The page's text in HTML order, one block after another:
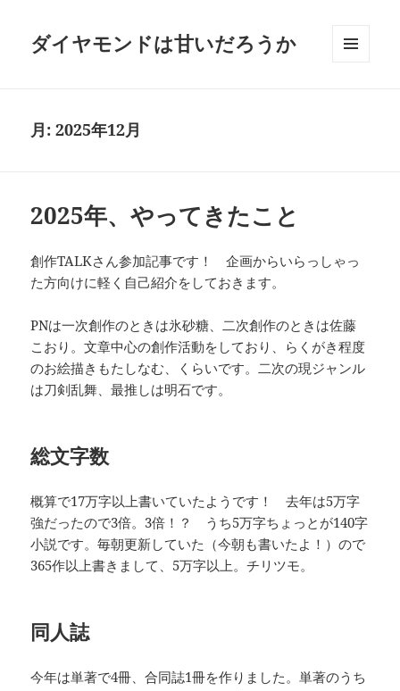
ダイヤモンドは甘いだろうか
月:2025年12月
2025年、やってきたこと
創作TALKさん参加記事です！ 企画からいらっしゃっ
た方向けに軽く自己紹介をしておきます。
PNは一次創作のときは氷砂糖、二次創作のときは佐藤
こおり。文章中心の創作活動をしており、らくがき程度
のお絵描きもたしなむ、くらいです。二次の現ジャンル
は刀剣乱舞、最推しは明石です。
総文字数
概算で17万字以上書いていたようです！ 去年は5万字
強だったので3倍。3倍！？ うち5万字ちょっとが140字
小説です。毎朝更新していた（今朝も書いたよ！）ので
365作以上書きまして、5万字以上。チリツモ。
同人誌
今年は単著で4冊、合同誌1冊を作りました。単著のうち